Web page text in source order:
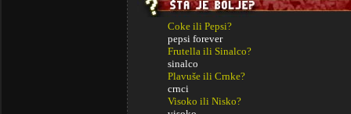
Coke ili Pepsi?
pepsi forever
Frutella ili Sinalco?
sinalco
Plavuše ili Crnke?
crnci
Visoko ili Nisko?